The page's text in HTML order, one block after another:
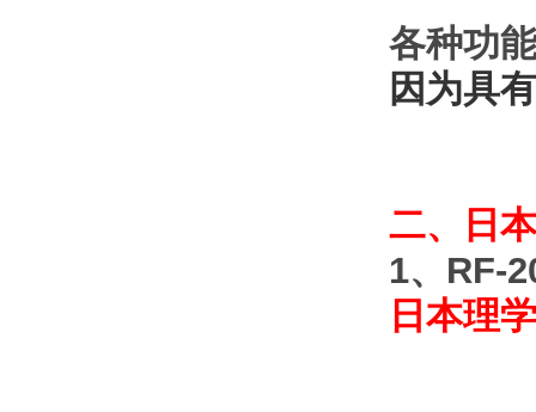
各种功
因为具
二、日
1、RF-
日本理学